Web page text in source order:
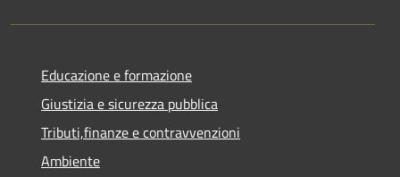
Educazione e formazione
Giustizia e sicurezza pubblica
Tributi,finanze e contravvenzioni
Ambiente